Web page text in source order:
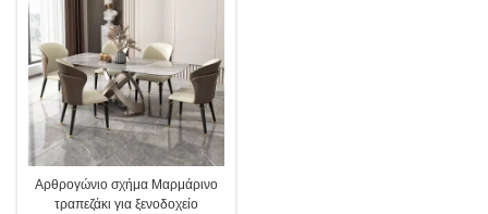
Αρθρογώνιο σχήμα Μαρμάρινο
τραπεζάκι για ξενοδοχείο